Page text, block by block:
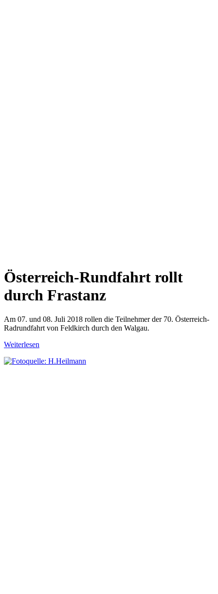
Österreich-Rundfahrt rollt
durch Frastanz
Am 07. und 08. Juli 2018 rollen die Teilnehmer der 70. Österreich-
Radrundfahrt von Feldkirch durch den Walgau.
Weiterlesen